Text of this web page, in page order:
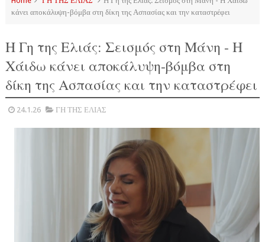
κάνει αποκάλυψη-βόμβα στη δίκη της Ασπασίας και την καταστρέφει
Η Γη της Ελιάς: Σεισμός στη Μάνη - Η
Χάιδω κάνει αποκάλυψη-βόμβα στη
δίκη της Ασπασίας και την καταστρέφει
24.1.26 ΓΗ ΤΗΣ ΕΛΙΑΣ